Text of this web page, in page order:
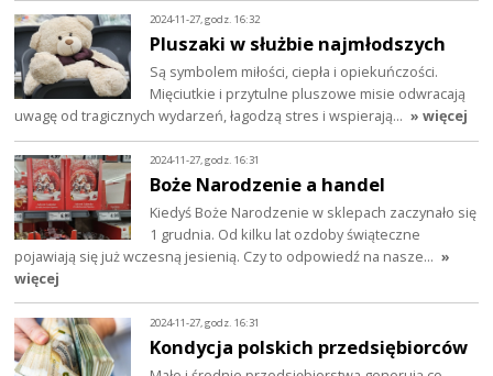
2024-11-27, godz. 16:32
Pluszaki w służbie najmłodszych
Są symbolem miłości, ciepła i opiekuńczości.
Mięciutkie i przytulne pluszowe misie odwracają
uwagę od tragicznych wydarzeń, łagodzą stres i wspierają… » więcej
2024-11-27, godz. 16:31
Boże Narodzenie a handel
Kiedyś Boże Narodzenie w sklepach zaczynało się
1 grudnia. Od kilku lat ozdoby świąteczne
pojawiają się już wczesną jesienią. Czy to odpowiedź na nasze… »
więcej
2024-11-27, godz. 16:31
Kondycja polskich przedsiębiorców